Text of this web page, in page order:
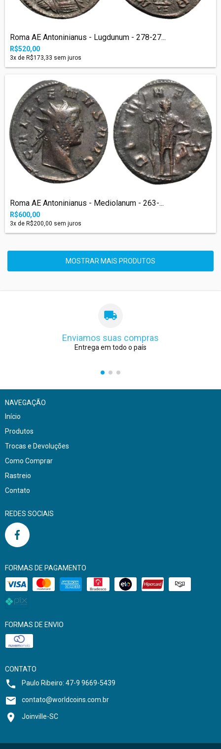
Roma AE Antoninianus - Lugdunum - 278-27...
R$520,00
3x de R$173,33 sem juros
Roma AE Antoninianus - Mediolanum - 263-...
R$600,00
3x de R$200,00 sem juros
MOSTRAR MAIS PRODUTOS
Enviamos suas compras
Entrega em todo o país
NAVEGAÇÃO
Início
Produtos
Trocas e Devoluções
Como Comprar
Rastreio
Contato
REDES SOCIAIS
FORMAS DE PAGAMENTO
FORMAS DE ENVIO
CONTATO
Paulo Ribeiro: 47-9 9669-5439
contato@worldcoins.com.br
Joinville-SC